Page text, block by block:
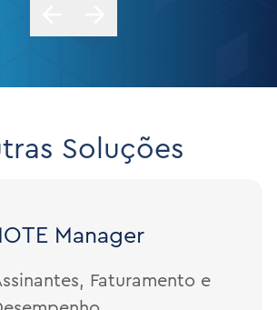
Soluções
Manager
Faturamento e